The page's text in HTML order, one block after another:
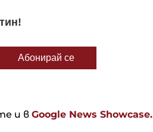
и в Google News Showcase.